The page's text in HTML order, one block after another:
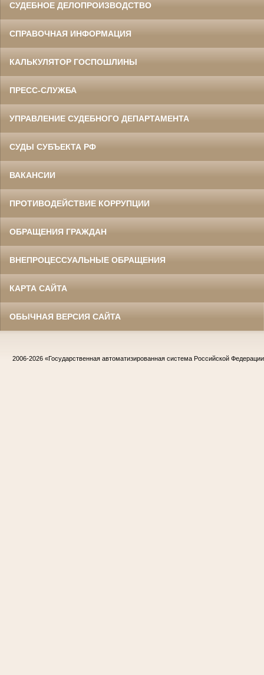
СУДЕБНОЕ ДЕЛОПРОИЗВОДСТВО
СПРАВОЧНАЯ ИНФОРМАЦИЯ
КАЛЬКУЛЯТОР ГОСПОШЛИНЫ
ПРЕСС-СЛУЖБА
УПРАВЛЕНИЕ СУДЕБНОГО ДЕПАРТАМЕНТА
СУДЫ СУБЪЕКТА РФ
ВАКАНСИИ
ПРОТИВОДЕЙСТВИЕ КОРРУПЦИИ
ОБРАЩЕНИЯ ГРАЖДАН
ВНЕПРОЦЕССУАЛЬНЫЕ ОБРАЩЕНИЯ
КАРТА САЙТА
ОБЫЧНАЯ ВЕРСИЯ САЙТА
2006-2026 «Государственная автоматизированная система Российской